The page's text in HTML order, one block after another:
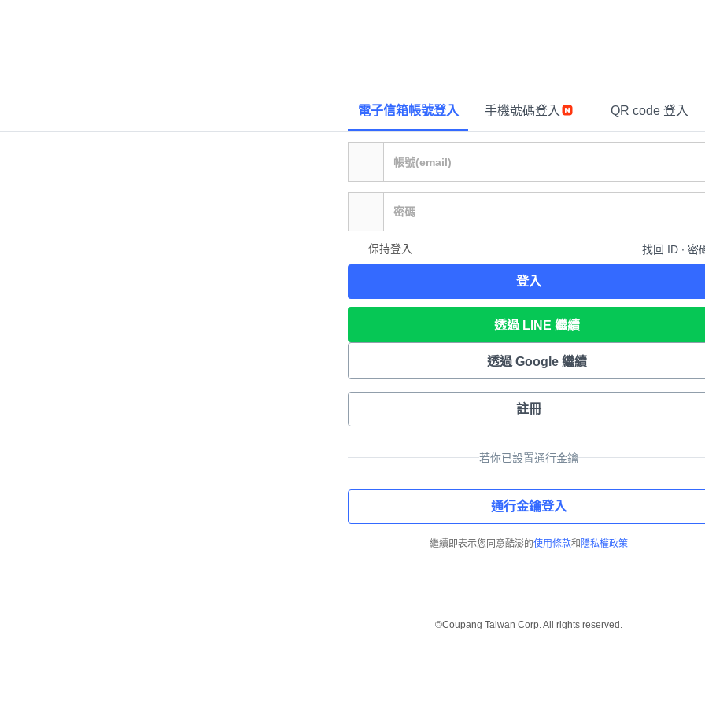
電子信箱帳號登入 手機號碼登入 QR code 登入
保持登入 找回 ID ∙ 密
登入
透過 LINE 繼續
透過 Google 繼續
註冊
若你已設置通行金鑰
通行金鑰登入
繼續即表示您同意酷澎的使用條款和 隱私權政策
©Coupang Taiwan Corp. All rights reserved.